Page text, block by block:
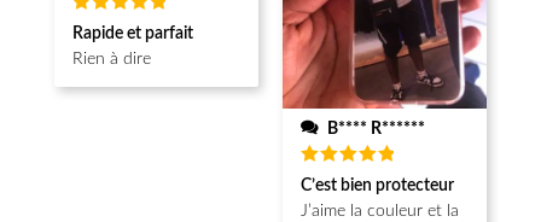
Note5
sur 5
Rapide et parfait
Rien à dire
B**** R******
Note5
sur 5
C’est bien protecteur
J’aime la couleur et la